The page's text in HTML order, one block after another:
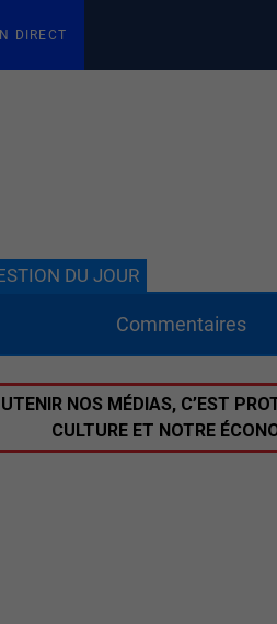
DIRECT
DU JOUR
Commentaires
NOS MÉDIAS, C’EST
CULTURE ET NOTRE